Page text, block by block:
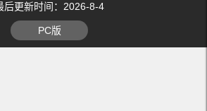
后更新时间： 2026-8-4
PC版